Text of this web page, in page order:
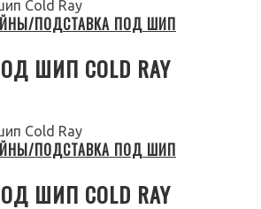
ПОДСТАВКА ПОД ШИП
ШИП COLD RAY
ПОДСТАВКА ПОД ШИП
ШИП COLD RAY